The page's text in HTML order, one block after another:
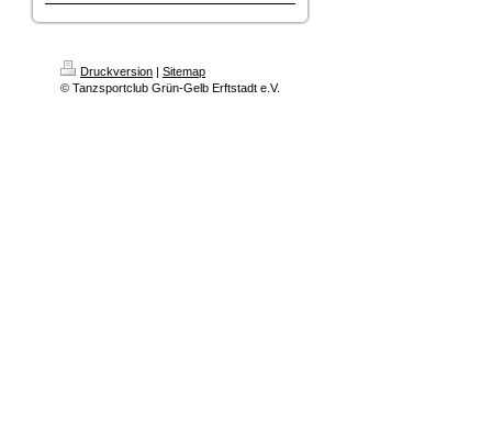
Druckversion | Sitemap
© Tanzsportclub Grün-Gelb Erftstadt e.V.